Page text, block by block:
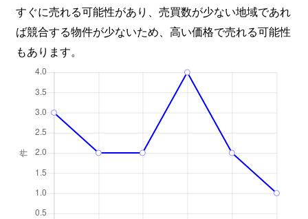
すぐに売れる可能性があり、売買数が少ない地域であれ
ば競合する物件が少ないため、高い価格で売れる可能性
もあります。